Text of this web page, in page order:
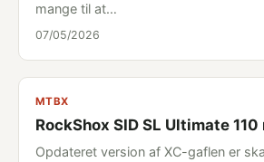
mange til at…
07/05/2026
MTBX
RockShox SID SL Ultimate 110
Opdateret version af XC-gaflen er